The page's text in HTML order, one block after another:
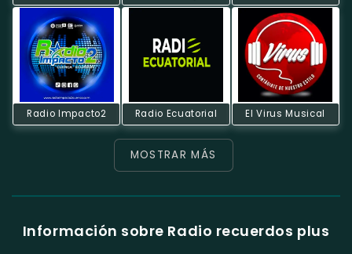
Radio Impacto2 Radio Ecuatorial El Virus Musical
MOSTRAR MÁS
Información sobre Radio recuerdos plus